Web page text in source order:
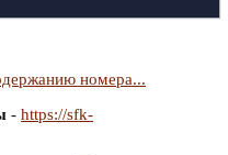
номера...
- https://sfk-